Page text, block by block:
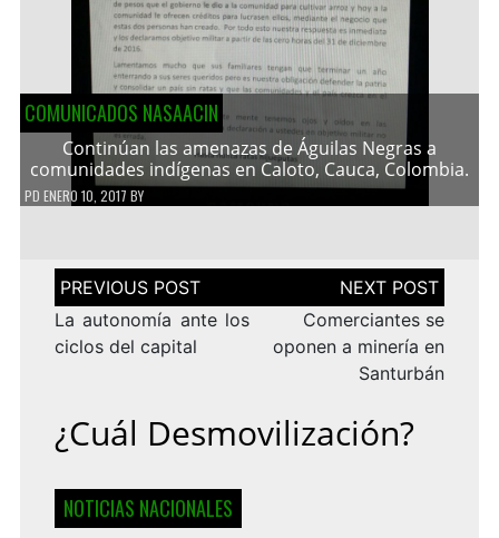
COMUNICADOS NASAACIN
Continúan las amenazas de Águilas Negras a
comunidades indígenas en Caloto, Cauca, Colombia.
PD ENERO 10, 2017 BY
Navegación
de
entradas
La autonomía ante los
ciclos del capital
Comerciantes se
oponen a minería en
Santurbán
¿Cuál Desmovilización?
NOTICIAS NACIONALES